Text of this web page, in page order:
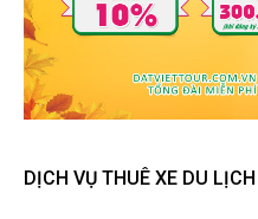
DỊCH VỤ THUÊ XE DU LỊCH